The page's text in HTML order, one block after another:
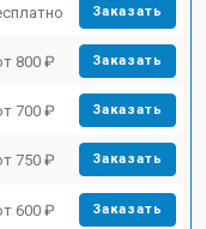
Заказать
800 ₽ Заказать
700 ₽ Заказать
750 ₽ Заказать
600 ₽ Заказать